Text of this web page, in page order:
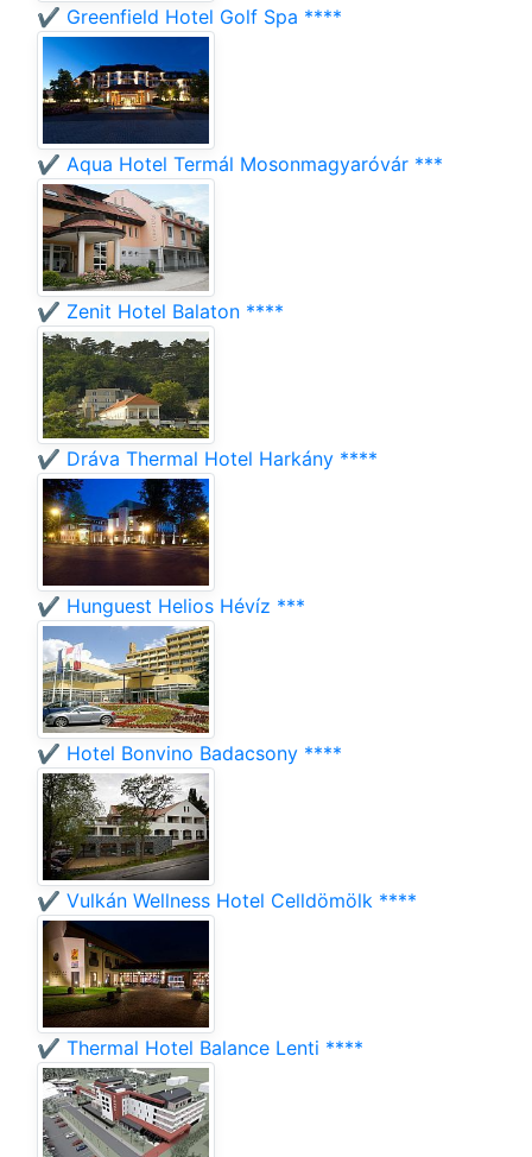
✔️ Greenfield Hotel Golf Spa ****
✔️ Aqua Hotel Termál Mosonmagyaróvár ***
✔️ Zenit Hotel Balaton ****
✔️ Dráva Thermal Hotel Harkány ****
✔️ Hunguest Helios Hévíz ***
✔️ Hotel Bonvino Badacsony ****
✔️ Vulkán Wellness Hotel Celldömölk ****
✔️ Thermal Hotel Balance Lenti ****